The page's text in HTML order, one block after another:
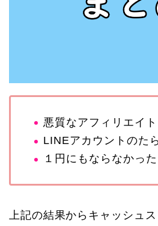
悪質なアフィリエイト
LINEアカウントのた
１円にもならなかった
上記の結果からキャッシュ